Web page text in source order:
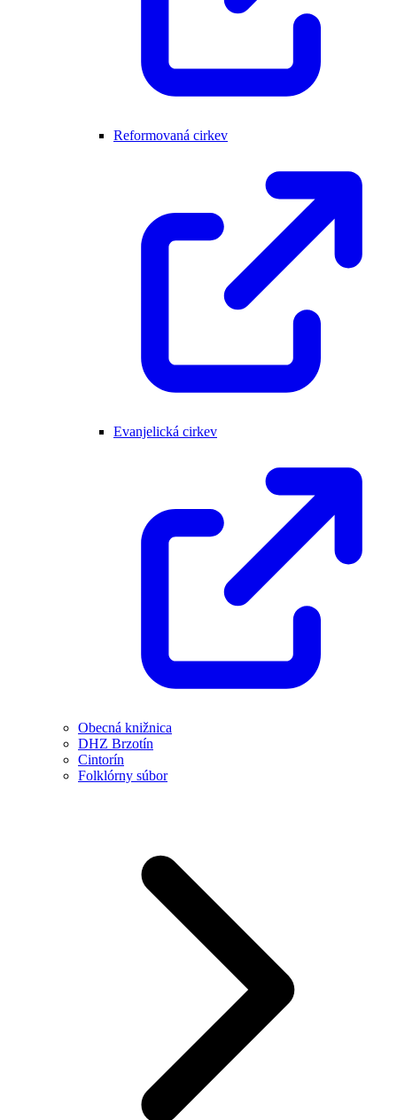
Reformovaná cirkev
Evanjelická cirkev
Obecná knižnica
DHZ Brzotín
Cintorín
Folklórny súbor